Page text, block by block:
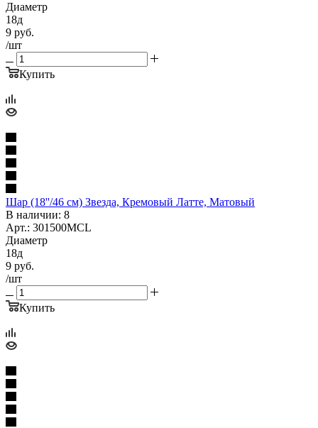
Диаметр
18д
9 руб.
/шт
Купить
Шар (18''/46 см) Звезда, Кремовый Латте, Матовый
В наличии: 8
Арт.: 301500MCL
Диаметр
18д
9 руб.
/шт
Купить